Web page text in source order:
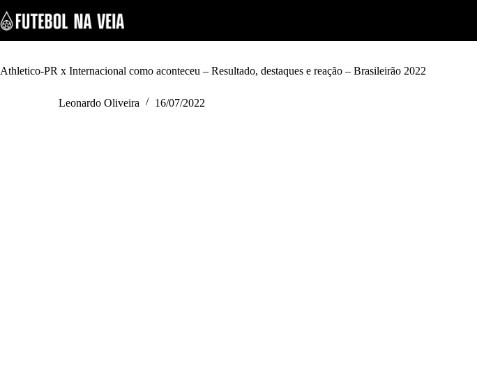
k
i
p
oAthletico-PR x Internacional como aconteceu – Resultado, destaques e reação – Brasileirão 2022
Leonardo Oliveira 16/07/2022